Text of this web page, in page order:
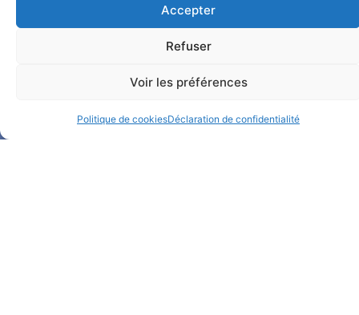
Accepter
Refuser
Voir les préférences
Politique de cookiesDéclaration de confidentialité